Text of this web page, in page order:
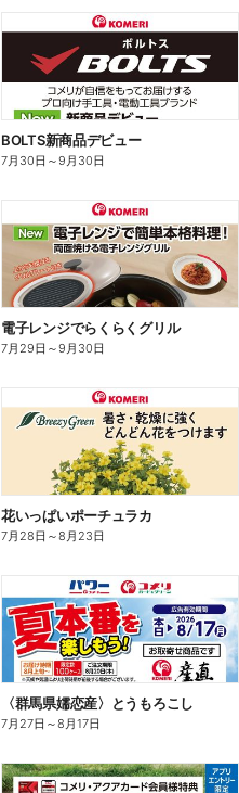
BOLTS新商品デビュー
7月30日 ～9月30日
電子レンジでらくらくグリル
7月29日 ～9月30日
花いっぱいポーチュラカ
7月28日 ～8月23日
〈群馬県嬬恋産〉とうもろこし
7月27日 ～8月17日